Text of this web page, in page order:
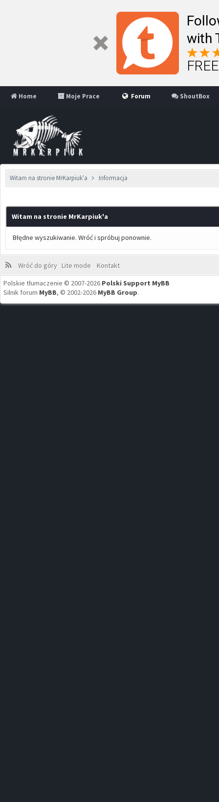
with
Home Moje Prace Forum ShoutBox
Witam na stronie MrKarpiuk'a Informacja
Witam na stronie MrKarpiuk'a
Błędne wyszukiwanie. Wróć i spróbuj ponownie.
Wróć do góry Lite mode
Kontakt
Polskie tłumaczenie © 2007-2026 Polski Support MyBB
Silnik forum MyBB, © 2002-2026 MyBB Group.